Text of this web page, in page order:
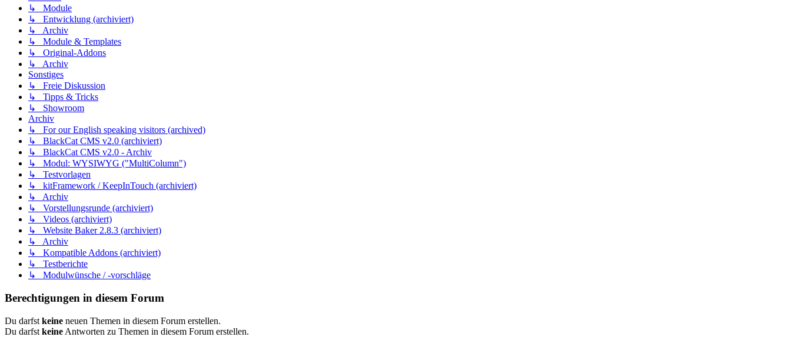
↳ Module
↳ Entwicklung (archiviert)
↳ Archiv
↳ Module & Templates
↳ Original-Addons
↳ Archiv
Sonstiges
↳ Freie Diskussion
↳ Tipps & Tricks
↳ Showroom
Archiv
↳ For our English speaking visitors (archived)
↳ BlackCat CMS v2.0 (archiviert)
↳ BlackCat CMS v2.0 - Archiv
↳ Modul: WYSIWYG ("MultiColumn")
↳ Testvorlagen
↳ kitFramework / KeepInTouch (archiviert)
↳ Archiv
↳ Vorstellungsrunde (archiviert)
↳ Videos (archiviert)
↳ Website Baker 2.8.3 (archiviert)
↳ Archiv
↳ Kompatible Addons (archiviert)
↳ Testberichte
↳ Modulwünsche / -vorschläge
Berechtigungen in diesem Forum
Du darfst keine neuen Themen in diesem Forum erstellen.
Du darfst keine Antworten zu Themen in diesem Forum erstellen.